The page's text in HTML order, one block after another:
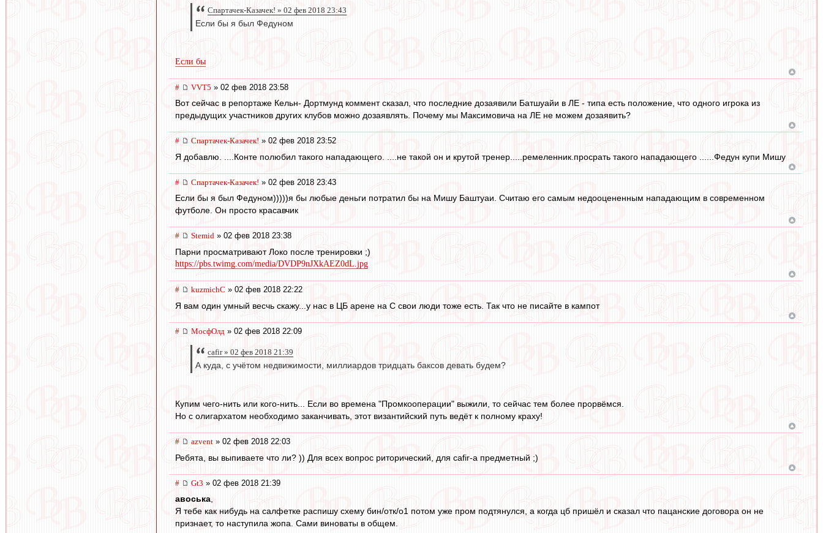
Спартачек-Казачек! » 02 фев 2018 23:43
Если бы я был Федуном
Если бы
# VVT5 » 02 фев 2018 23:58
Вот сейчас в репортаже Кельн- Дортмунд коммент сказал, что последние дозаявили Батшуайи в ЛЕ - типа есть положение, что одного игрока из
предыдущих участников других клубов можно дозаявлять. Почему мы Максимовича на ЛЕ не можем дозаявить?
# Спартачек-Казачек! » 02 фев 2018 23:52
Я добавлю. ....Конте полюбил такого нападающего. ....не такой он и крутой тренер.....ремеленник.просрать такого нападающего ......Федун купи Мишу
# Спартачек-Казачек! » 02 фев 2018 23:43
Если бы я был Федуном)))))я бы любые деньги потратил бы на Мишу Баштуаи. Считаю его самым недооцененным нападающим в современном
футболе. Он просто красавчик
# Stemid » 02 фев 2018 23:38
Парни просматривают Локо после тренировки ;)
https://pbs.twimg.com/media/DVDP9nJXkAEZ0dL.jpg
# kuzmichC » 02 фев 2018 22:22
Я вам один умный весчь скажу...у нас в ЦБ арене на С свои люди тоже есть. Так что не писайте в кампот
# МосфОлд » 02 фев 2018 22:09
cafir » 02 фев 2018 21:39
А куда, с учётом недвижимости, миллиардов тридцать баксов девать будем?
Купим чего-нить или кого-нить... Если во времена "Промкооперации" выжили, то сейчас тем более прорвёмся.
Но с олигархатом необходимо заканчивать, этот византийский путь ведёт к полному краху!
# azvent » 02 фев 2018 22:03
Ребята, вы выпиваете что ли? )) Для всех вопрос риторический, для cafir-а предметный ;)
# Gt3 » 02 фев 2018 21:39
авоська,
Я тебе как нибудь на салфетке распишу схему бин/отк/о1 потом уже пром подтянулся, а когда цб пришёл и сказал что пацанские договора он не
признает, то наступила жопа. Сами виноваты в общем.